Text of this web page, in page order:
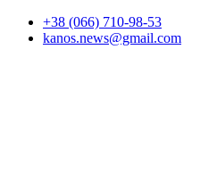
+38 (066) 710-98-53
kanos.news@gmail.com